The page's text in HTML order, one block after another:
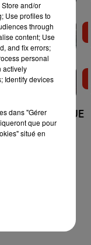
+ DE MUSIQUE
and/or
Use profiles to
through
content; Use
and fix errors;
personal
actively
Identify devices
dans "Gérer
que pour
situé en